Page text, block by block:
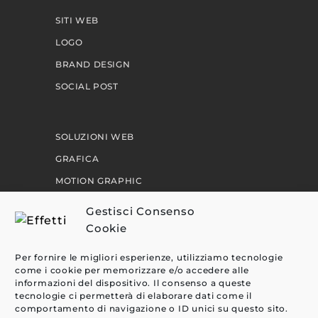
Gestisci Consenso
Cookie
Per fornire le migliori esperienze, utilizziamo tecnologie
come i cookie per memorizzare e/o accedere alle
informazioni del dispositivo. Il consenso a queste
tecnologie ci permetterà di elaborare dati come il
comportamento di navigazione o ID unici su questo sito.
SITI WEB
LOGO
BRAND DESIGN
SOCIAL POST
SOLUZIONI WEB
GRAFICA
MOTION GRAPHIC
EFFETTI
CLIENTI
BLOG